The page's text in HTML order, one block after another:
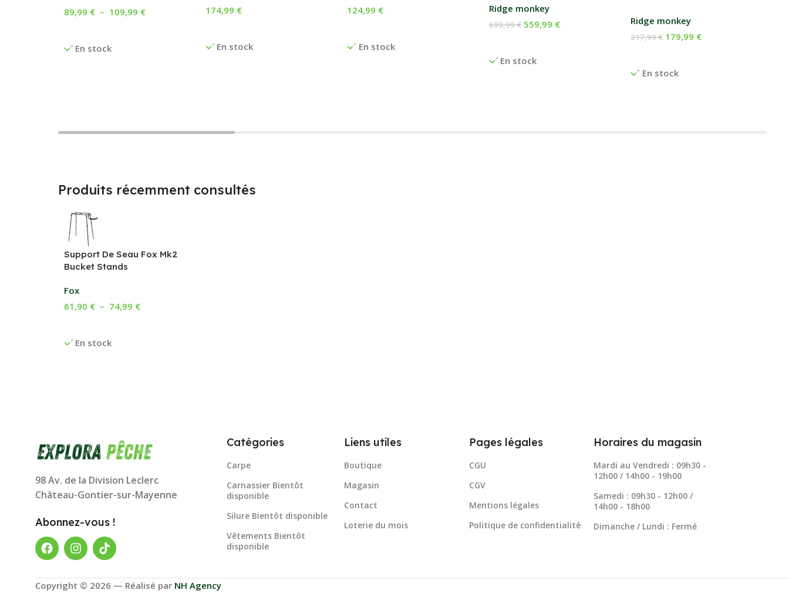
En stock
89,99 € – 109,99 €
En stock
174,99 €
En stock
124,99 € Ridge monkey
En stock
699,99€ 559,99 € Ridge monkey
En stock
217,99€ 179,99 €
Produits récemment consultés
Support De Seau Fox Mk2
Bucket Stands
Fox
En stock
61,90 € – 74,99 €
98 Av. de la Division Leclerc
Château-Gontier-sur-Mayenne
Abonnez-vous !
Catégories
Carpe
Carnassier Bientôt
disponible
Silure Bientôt disponible
Vêtements Bientôt
disponible
Liens utiles
Boutique
Magasin
Contact
Loterie du mois
Pages légales
CGU
CGV
Mentions légales
Politique de confidentialité
Horaires du magasin
Mardi au Vendredi : 09h30 -
12h00 / 14h00 - 19h00
Samedi : 09h30 - 12h00 /
14h00 - 18h00
Dimanche / Lundi : Fermé
Copyright © 2026 — Réalisé par NH Agency